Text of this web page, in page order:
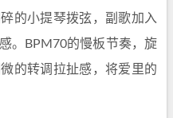
的小提琴拨弦，副歌加入
。BPM70的慢板节奏，旋
的转调拉扯感，将爱里的